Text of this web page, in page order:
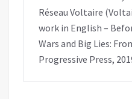
Réseau Voltaire
work in English –
Wars and Big Lies:
Progressive Press,